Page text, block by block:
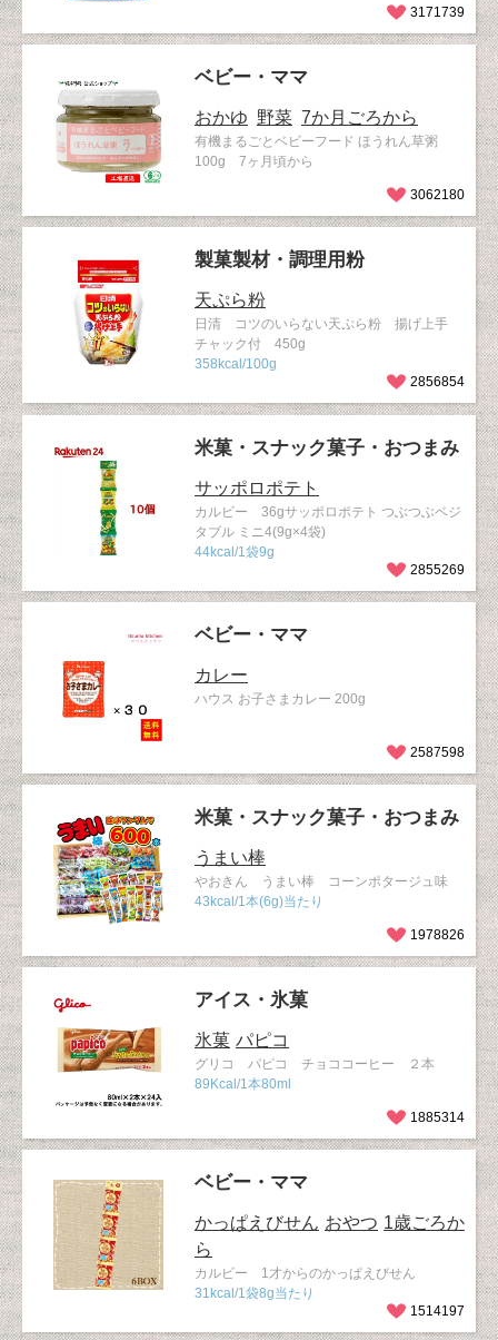
3171739
ベビー・ママ
おかゆ 野菜 7か月ごろから
有機まるごとベビーフード ほうれん草粥
100g 7ヶ月頃から
3062180
製菓製材・調理用粉
天ぷら粉
日清 コツのいらない天ぷら粉 揚げ上手
チャック付 450g
358kcal/100g
2856854
米菓・スナック菓子・おつまみ
サッポロポテト
カルビー 36gサッポロポテト つぶつぶベジ
タブル ミニ4(9g×4袋)
44kcal/1袋9g
2855269
ベビー・ママ
カレー
ハウス お子さまカレー 200g
2587598
米菓・スナック菓子・おつまみ
うまい棒
やおきん うまい棒 コーンポタージュ味
43kcal/1本(6g)当たり
1978826
アイス・氷菓
氷菓 パピコ
グリコ パピコ チョココーヒー ２本
89Kcal/1本80ml
1885314
ベビー・ママ
かっぱえびせん おやつ 1歳ごろか
ら
カルビー 1才からのかっぱえびせん
31kcal/1袋8g当たり
1514197